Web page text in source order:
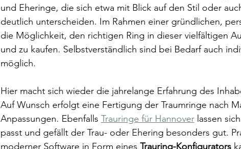
und Eheringe, die sich etwa mit Blick auf den Stil oder
deutlich unterscheiden. Im Rahmen einer gründlichen,
die Möglichkeit, den richtigen Ring in dieser vielfältigen
und zu kaufen. Selbstverständlich sind bei Bedarf auch
möglich.
Hier macht sich wieder die jahrelange Erfahrung des
Auf Wunsch erfolgt eine Fertigung der Traumringe nach
Anpassungen. Ebenfalls Trauringe für Hannover lassen
passt und gefällt der Trau- oder Ehering besonders gut.
moderner Software in Form eines Trauring-Konfigurators